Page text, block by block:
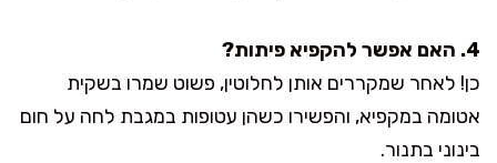
4. האם אפשר להקפיא פיתות?
כן! לאחר שמקררים אותן לחלוטין, פשוט שמרו בשקית
אטומה במקפיא, והפשירו כשהן עטופות במגבת לחה על חום
בינוני בתנור.